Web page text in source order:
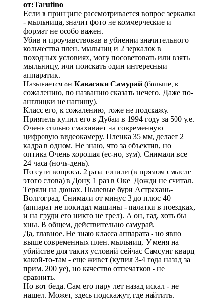
от:Tarutino
Если в принципе рассмотривается вопрос зеркалка
- мыльница, значит фото не коммерческие и
формат не особо важен.
Убив и проучавствовав в убиении значительного
кольчества плен. мыльниц и 2 зеркалок в
походных условиях, могу посоветовать или взять
мыльницу, или поискать один интересный
аппаратик.
Называется он Кавасаки Самурай (больше, к
сожалению, по названию сказать нечего. Даже по-
англицки не напишу).
Класс его, к сожалению, тоже не подскажу.
Приятель купил его в Дубаи в 1994 году за 500 у.е.
Очень сильно смахивает на современную
цифровую видеокамеру. Пленка 35 мм, делает 2
кадра в одном. Не знаю, что за объектив, но
оптика Очень хорошая (ес-но, зум). Снимали все
24 часа (ночь-день).
По сути вопроса: 2 раза топили (в прямом смысле
этого слова) в Дону, 1 раз в Оке. Дожди не считал.
Теряли на дюнах. Пылевые бури Астрахань-
Волгоград. Снимали от минус 3 до плюс 40
(аппарат не покидал машины - палатки в поездках,
и на груди его никто не грел). А он, гад, хоть бы
хны. В общем, действительно самурай.
Да, главное. Не знаю класса аппарата - но явно
выше современных плен. мыльниц. У меня на
убийстве для таких условий сейчас Самсунг кварц
какой-то-там - еще живет (купил 3-4 года назад за
прим. 200 уе), но качество отпечатков - не
сравнить.
Но вот беда. Сам его пару лет назад искал - не
нашел. Может, здесь подскажут, где найтить.